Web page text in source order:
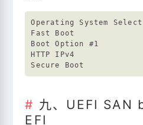
Operating System
Fast Boot
Boot Option #1
HTTP IPv4
九、UEFI SAN
EFI